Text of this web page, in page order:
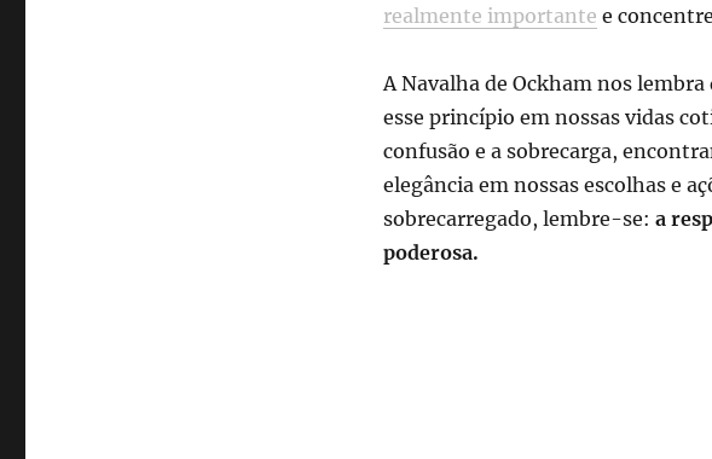
realmente importante e
A Navalha de Ockham nos
esse princípio em nossas vidas
confusão e a sobrecarga,
elegância em nossas escolhas e
sobrecarregado, lembre-se: a
poderosa.